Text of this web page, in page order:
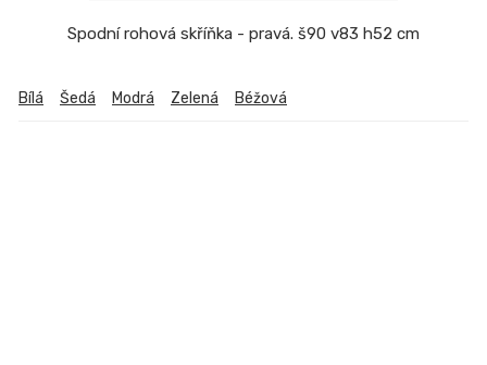
Spodní rohová skříňka - pravá. š90 v83 h52 cm
Bílá Šedá Modrá Zelená Béžová